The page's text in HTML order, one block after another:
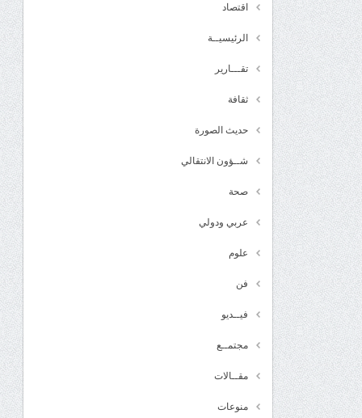
اقتصاد
الرئيسيــة
تقـــارير
ثقافة
حديث الصورة
شــؤون الانتقالي
صحة
عربي ودولي
علوم
فن
فيــديو
مجتمــع
مقــالات
منوعات